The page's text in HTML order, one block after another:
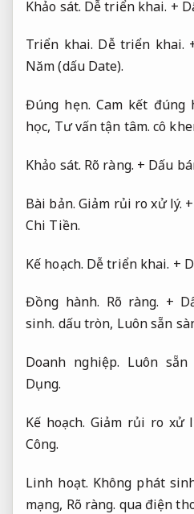
Khảo sát. Dễ triển khai. +
Triển khai. Dễ triển khai.
Năm (dấu Date).
Đúng hẹn. Cam kết đúng
học, Tư vấn tận tâm. cô
Khảo sát. Rõ ràng. + Dấu
Bài bản. Giảm rủi ro xử lý.
Chi Tiền.
Kế hoạch. Dễ triển khai. +
Đồng hành. Rõ ràng. +
sinh. dấu tròn, Luôn sẵn
Doanh nghiệp. Luôn sẵn
Dụng.
Kế hoạch. Giảm rủi ro xử
Công.
Linh hoạt. Không phát
mạng, Rõ ràng. qua điện